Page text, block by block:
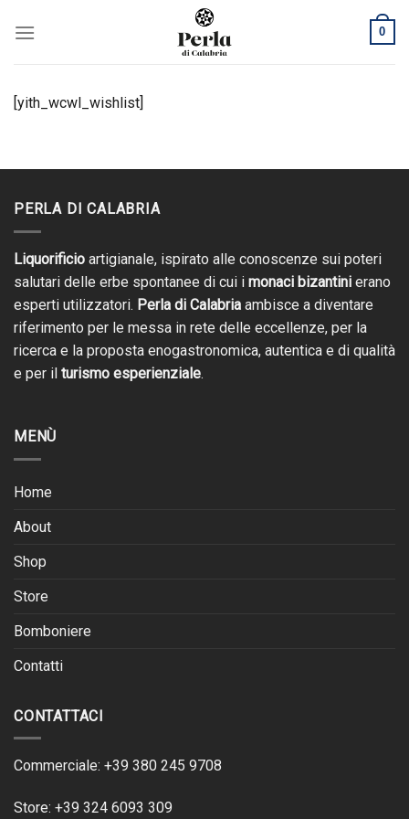
0
[yith_wcwl_wishlist]
PERLA DI CALABRIA
Liquorificio artigianale, ispirato alle conoscenze sui poteri
salutari delle erbe spontanee di cui i monaci bizantini erano
esperti utilizzatori. Perla di Calabria ambisce a diventare
riferimento per le messa in rete delle eccellenze, per la
ricerca e la proposta enogastronomica, autentica e di qualità
e per il turismo esperienziale.
MENÙ
Home
About
Shop
Store
Bomboniere
Contatti
CONTATTACI
Commerciale: +39 380 245 9708
Store: +39 324 6093 309